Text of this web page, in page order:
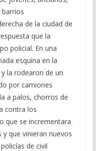
de la ciudad de
que la
policial. En una
esquina en la
la rodearon de un
por camiones
a palos, chorros de
contra los
que se incrementara
que vinieran nuevos
de civil